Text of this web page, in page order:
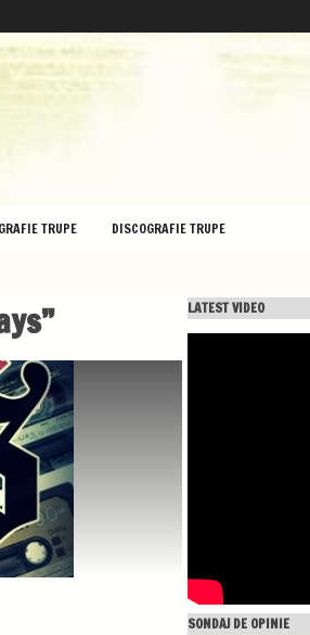
TRUPE DISCOGRAFIE TRUPE
LATEST VIDEO
SONDAJ DE OPINIE